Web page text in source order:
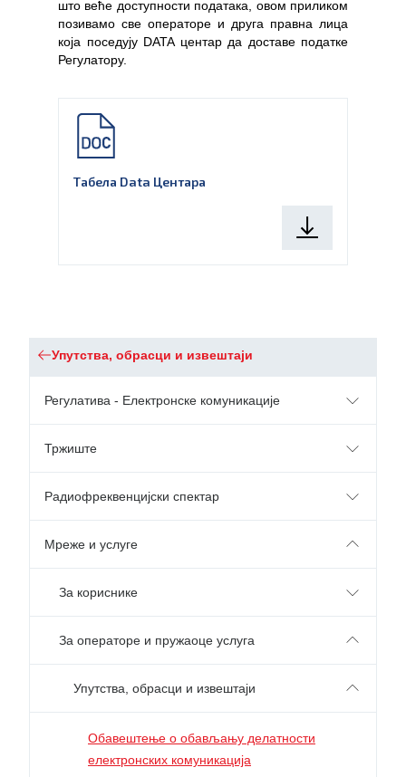
Упутства, обрасци и извештаји
Регулатива - Електронске комуникације
Тржиште
Радиофреквенцијски спектар
Мреже и услуге
За кориснике
За операторе и пружаоце услуга
Упутства, обрасци и извештаји
Обавештење о обављању делатности
електронских комуникација
што веће доступности података, овом приликом
позивамо све операторе и друга правна лица
која поседују DATA центар да доставе податке
Регулатору.
Табела Data Центара